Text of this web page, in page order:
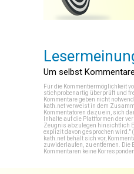
Um selbst
Für die Kommentiermöglichkeit
stichprobenartig überprüft und
Kommentare geben nicht
kath.net verweist in dem
Kommentatoren dazu ein, sich
Inhalte auf die Plattformen der
Zeugnis abzulegen hinsichtlich
explizit davon gesprochen wird." (
kath.net behält sich vor,
zuwiderlaufen, zu entfernen. Die
Kommentaren keine